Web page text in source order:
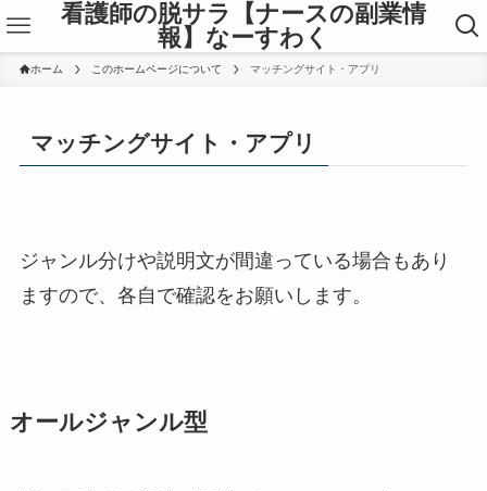
看護師の脱サラ【ナースの副業情
報】なーすわく
ホーム このホームページについて マッチングサイト・アプリ
マッチングサイト・アプリ
ジャンル分けや説明文が間違っている場合もあり
ますので、各自で確認をお願いします。
オールジャンル型